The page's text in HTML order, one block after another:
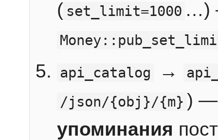
( set_limit=1000 …)
api_catalog
→
/json/{obj}/{m} ) —
упоминания